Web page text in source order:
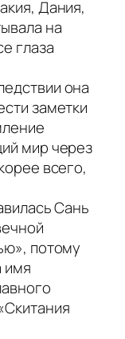
Дания,
на
глаза
она
заметки
мир через
всего,
Сань
потому
имя